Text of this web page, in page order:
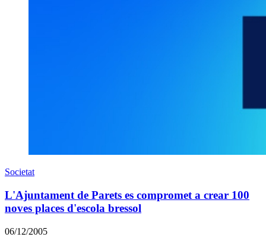
Societat
L'Ajuntament de Parets es compromet a crear 100
noves places d'escola bressol
06/12/2005